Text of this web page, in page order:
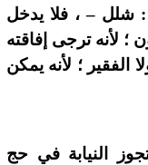
– ، فلا يدخل
؛ لأنه ترجى إفاقته
الفقير ؛ لأنه يمكن
النيابة في حج